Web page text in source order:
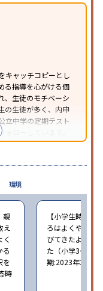
ンケート調査方法を参
キャッチコピーとし
る指導を心がける個
、生徒のモチベーシ
の生徒が多く、内申
立中学の定期テスト
ォローしています。
語は各教科書に合わ
を深められます。
親
え
く
る
を
時
【小学生時の通
ろはよくやり方
びてきたようで
た（小学3〜6年
期:2023年3月）
環境